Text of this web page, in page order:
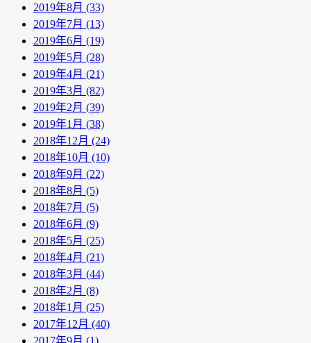
2019年8月 (33)
2019年7月 (13)
2019年6月 (19)
2019年5月 (28)
2019年4月 (21)
2019年3月 (82)
2019年2月 (39)
2019年1月 (38)
2018年12月 (24)
2018年10月 (10)
2018年9月 (22)
2018年8月 (5)
2018年7月 (5)
2018年6月 (9)
2018年5月 (25)
2018年4月 (21)
2018年3月 (44)
2018年2月 (8)
2018年1月 (25)
2017年12月 (40)
2017年9月 (1)